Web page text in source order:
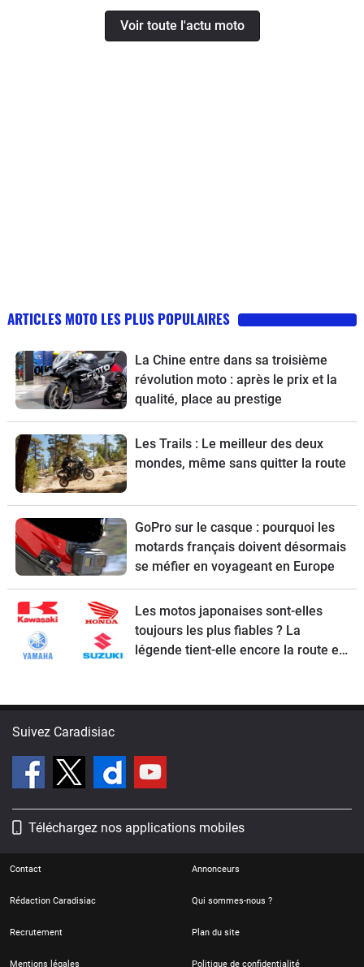
Voir toute l'actu moto
ARTICLES MOTO LES PLUS POPULAIRES
La Chine entre dans sa troisième
révolution moto : après le prix et la
qualité, place au prestige
Les Trails : Le meilleur des deux
mondes, même sans quitter la route
GoPro sur le casque : pourquoi les
motards français doivent désormais
se méfier en voyageant en Europe
Les motos japonaises sont-elles
toujours les plus fiables ? La
légende tient-elle encore la route en
Suivez Caradisiac
Téléchargez nos applications mobiles
Contact Annonceurs
Rédaction Caradisiac Qui sommes-nous ?
Recrutement Plan du site
Mentions légales Politique de confidentialité